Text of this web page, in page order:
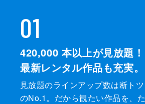
01
420,000 本以上が見放題！
最新レンタル作品も充実。
見放題のラインアップ数は断トツ
のNo.1。だから観たい作品を、た